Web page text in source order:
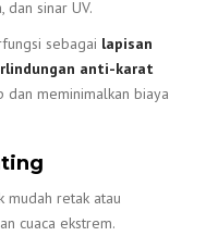
dan sinar UV.
sebagai lapisan
anti-karat
dan meminimalkan biaya
retak atau
cuaca ekstrem.